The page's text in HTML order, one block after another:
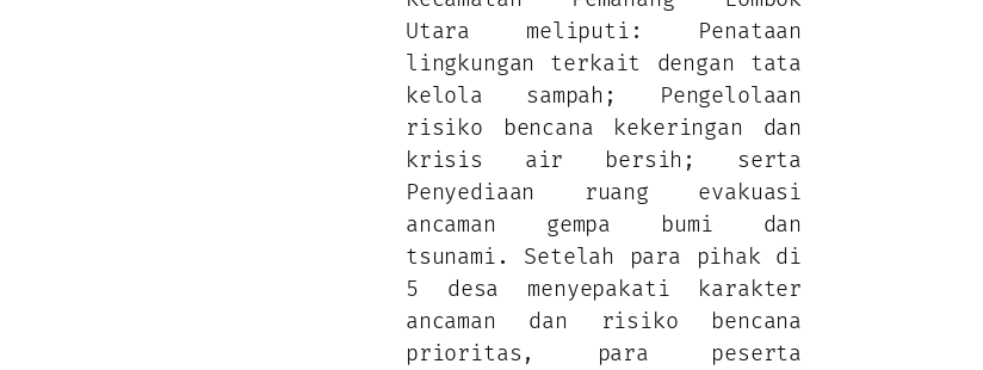
Utara meliputi: Penataan
lingkungan terkait dengan tata
kelola sampah; Pengelolaan
risiko bencana kekeringan dan
krisis air bersih; serta
Penyediaan ruang evakuasi
ancaman gempa bumi dan
tsunami. Setelah para pihak di
5 desa menyepakati karakter
ancaman dan risiko bencana
prioritas, para peserta